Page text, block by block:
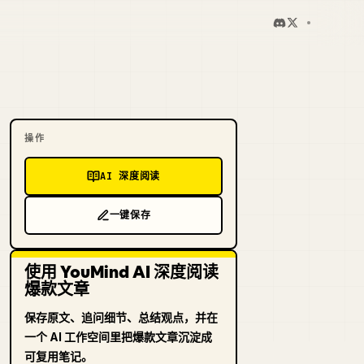
操作
AI 深度阅读
一键保存
使用 YouMind AI 深度阅读
爆款文章
保存原文、追问细节、总结观点，并在
一个 AI 工作空间里把爆款文章沉淀成
可复用笔记。